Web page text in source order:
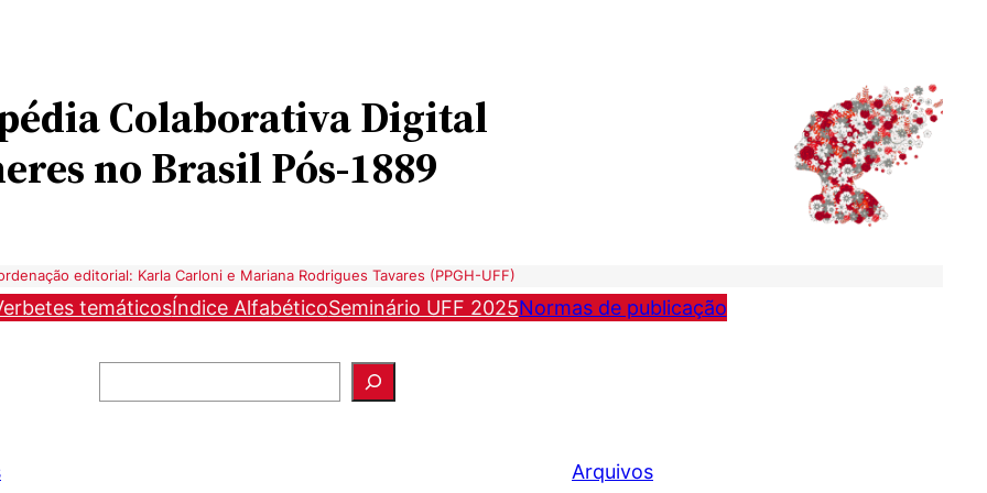
Colaborativa Digital
no Brasil Pós-1889
editorial: Karla Carloni e Mariana Rodrigues Tavares (PPGH-UFF)
temáticosÍndice AlfabéticoSeminário UFF 2025Normas de publicação
Arquivos